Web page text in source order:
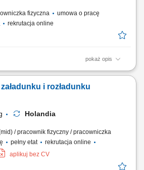
fizyczna
umowa o pracę
rekrutacja online
pokaż opis
dostaw oraz przygotowywanie towarów
Kompletacja zamówień i
klientów; Sortowanie oraz kontrola jakości
i rozładunku
Holandia
/ pracownik fizyczny / pracowniczka
pełny etat
rekrutacja online
aplikuj bez CV